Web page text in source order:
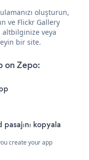
oluşturun,
ve Flickr Gallery
altbilginize veya
bir site.
on Zepo:
kopyala
create your app